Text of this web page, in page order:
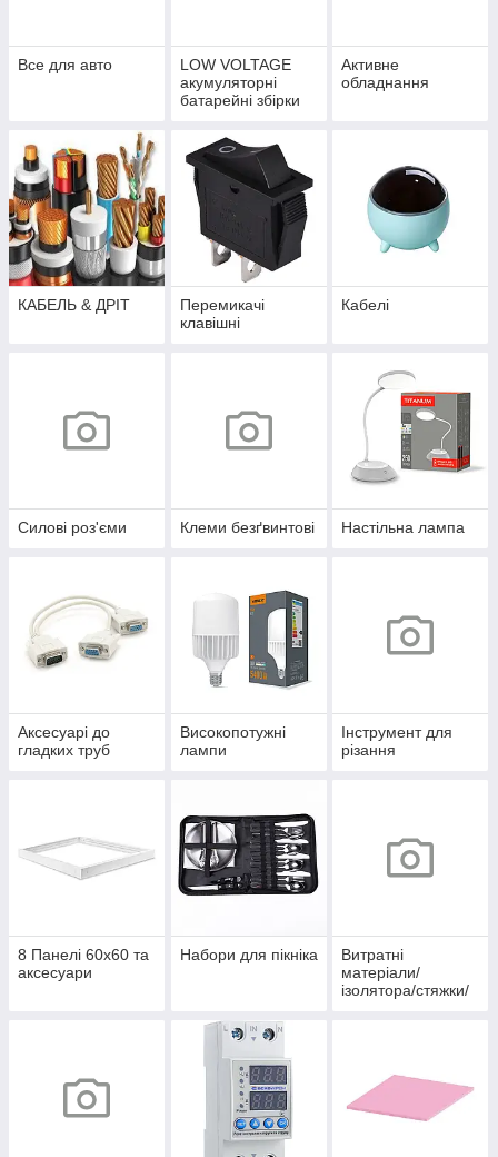
Все для авто
LOW VOLTAGE
акумуляторні
батарейні збірки
Активне
обладнання
КАБЕЛЬ & ДРІТ
Перемикачі
клавішні
Кабелі
Силові роз'єми Клеми безґвинтові Настільна лампа
Аксесуарі до
гладких труб
Високопотужні
лампи
Інструмент для
різання
8 Панелі 60х60 та
аксесуари
Набори для пікніка
Витратні
матеріали/
ізолятора/стяжки/
органайзери